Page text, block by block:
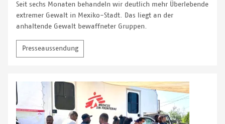
Seit sechs Monaten behandeln wir deutlich mehr Überlebende
extremer Gewalt in Mexiko-Stadt. Das liegt an der
anhaltende Gewalt bewaffneter Gruppen.
Presseaussendung